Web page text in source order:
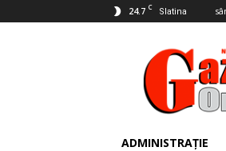
24.7 C Slatina
ADMINISTRAȚIE